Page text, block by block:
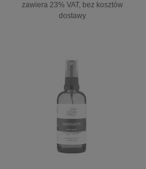
zawiera 23% VAT, bez kosztów
dostawy
do koszyka